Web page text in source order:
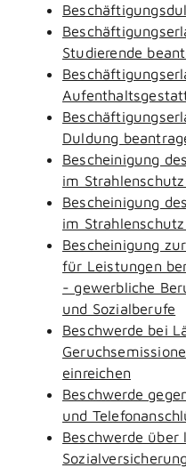
Studierende
Duldung
Bescheinigung
im
Bescheinigung
im
Bescheinigung
für Leistungen
- gewerbliche
und Sozialberufe
Beschwerde bei
einreichen
Beschwerde
und
Beschwerde